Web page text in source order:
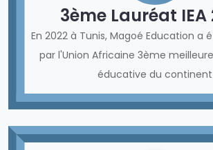
3ème Lauréat IEA
En 2022 à Tunis, Magoé Education a
par l'Union Africaine 3ème
éducative du continent